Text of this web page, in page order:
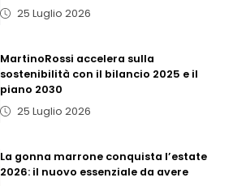
25 Luglio 2026
MartinoRossi accelera sulla
sostenibilità con il bilancio 2025 e il
piano 2030
25 Luglio 2026
La gonna marrone conquista l’estate
2026: il nuovo essenziale da avere